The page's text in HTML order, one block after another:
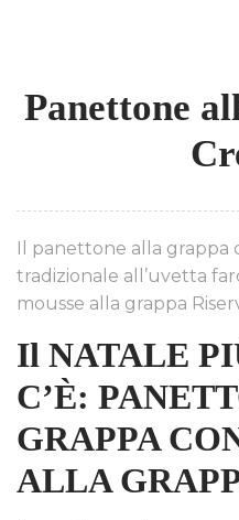
Panettone
Il panettone alla grappa
tradizionale all’uvetta
mousse alla grappa
Il NATALE
C’È:
GRAPPA
ALLA